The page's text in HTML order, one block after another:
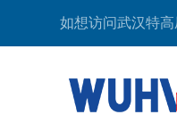
如想访问武汉特